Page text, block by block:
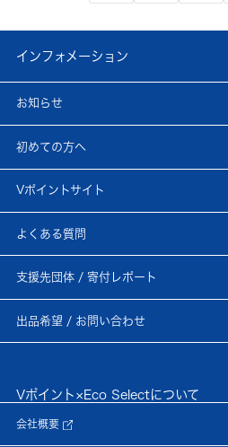
インフォメーション
お知らせ
初めての方へ
Vポイントサイト
よくある質問
支援先団体 / 寄付レポート
出品希望 / お問い合わせ
Vポイント×Eco Selectについて
会社概要